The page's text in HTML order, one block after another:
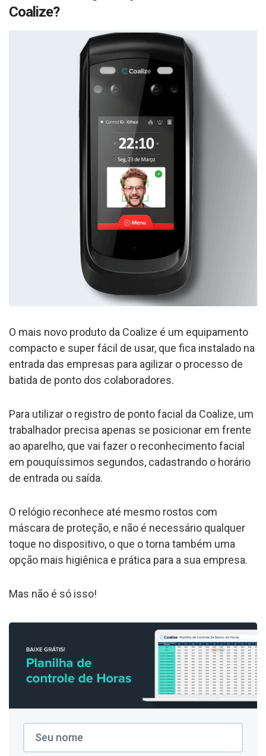
Coalize?
O mais novo produto da Coalize é um equipamento
compacto e super fácil de usar, que fica instalado na
entrada das empresas para agilizar o processo de
batida de ponto dos colaboradores.
Para utilizar o registro de ponto facial da Coalize, um
trabalhador precisa apenas se posicionar em frente
ao aparelho, que vai fazer o reconhecimento facial
em pouquíssimos segundos, cadastrando o horário
de entrada ou saída.
O relógio reconhece até mesmo rostos com
máscara de proteção, e não é necessário qualquer
toque no dispositivo, o que o torna também uma
opção mais higiênica e prática para a sua empresa.
Mas não é só isso!